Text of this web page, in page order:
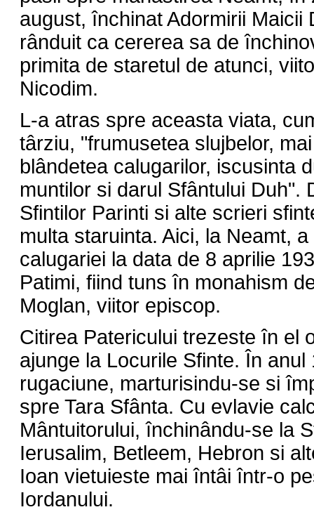
august, închinat Adormirii Maicii
rânduit ca cererea sa de
primita de staretul de atunci,
Nicodim.
L-a atras spre aceasta viata,
târziu, "frumusetea slujbelor,
blândetea calugarilor, iscusinta
muntilor si darul Sfântului Duh".
Sfintilor Parinti si alte scrieri
multa staruinta. Aici, la Neamt,
calugariei la data de 8 aprilie
Patimi, fiind tuns în monahism
Moglan, viitor episcop.
Citirea Patericului trezeste în el
ajunge la Locurile Sfinte. În
rugaciune, marturisindu-se si
spre Tara Sfânta. Cu evlavie
Mântuitorului, închinându-se la
Ierusalim, Betleem, Hebron si
Ioan vietuieste mai întâi într-o
Iordanului.